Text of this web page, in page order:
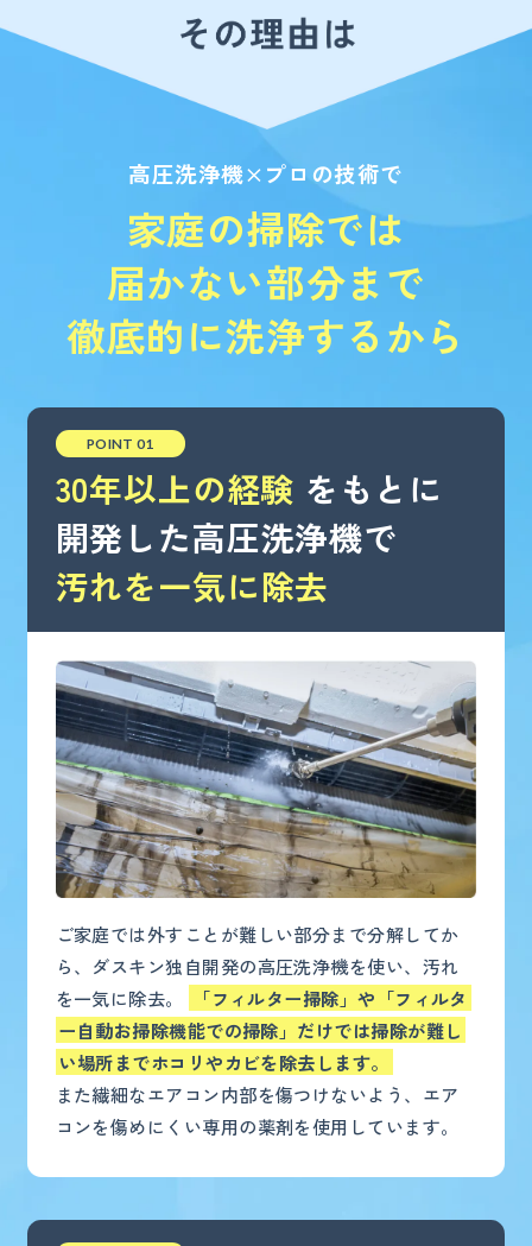
高圧洗浄機×プロの技術で
家庭の掃除では
届かない部分まで
徹底的に洗浄するから
POINT 01
30年以上の経験 をもとに
開発した高圧洗浄機で
汚れを一気に除去
ご家庭では外すことが難しい部分まで分解してか
ら、ダスキン独自開発の高圧洗浄機を使い、汚れ
を一気に除去。
「フィルター掃除」や「フィルタ
ー自動お掃除機能での掃除」だけでは掃除が難し
い場所までホコリやカビを除去します。
また繊細なエアコン内部を傷つけないよう、エア
コンを傷めにくい専用の薬剤を使用しています。